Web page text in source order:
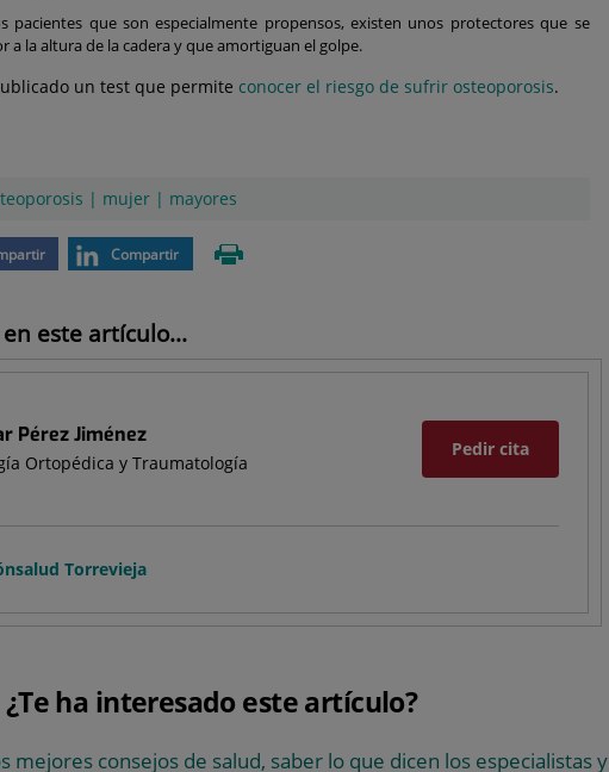
pacientes que son especialmente propensos, existen unos protectores que se
a la altura de la cadera y que amortiguan el golpe.
un test que permite conocer el riesgo de sufrir osteoporosis.
| mujer | mayores
Compartir
este artículo...
Pérez Jiménez
Ortopédica y Traumatología
Pedir cita
Torrevieja
¿Te ha interesado este artículo?
mejores consejos de salud, saber lo que dicen los especialistas y